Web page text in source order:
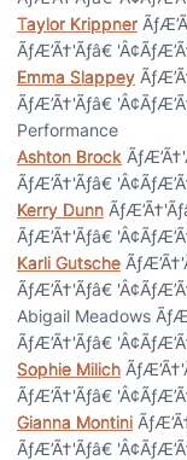
Taylor Krippner
ÃƒÆ’Ã†'Ãƒâ€
Emma Slappey
ÃƒÆ’Ã†'Ãƒâ€
Performance
Ashton Brock
ÃƒÆ’Ã†'Ãƒâ€
Kerry Dunn
ÃƒÆ’Ã†'Ãƒâ€
Karli Gutsche
ÃƒÆ’Ã†'Ãƒâ€
Abigail Meadows
ÃƒÆ’Ã†'Ãƒâ€
Sophie Milich
ÃƒÆ’Ã†'Ãƒâ€
Gianna Montini
ÃƒÆ’Ã†'Ãƒâ€